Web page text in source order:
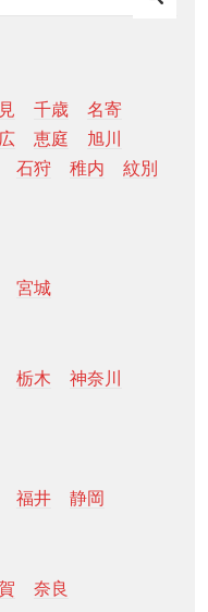
千歳
名寄
恵庭
旭川
石狩 稚内
紋別
宮城
栃木
神奈川
福井 静岡
奈良